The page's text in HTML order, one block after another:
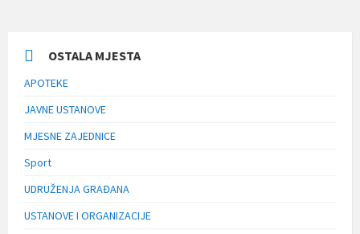
OSTALA MJESTA
APOTEKE
JAVNE USTANOVE
MJESNE ZAJEDNICE
Sport
UDRUŽENJA GRAĐANA
USTANOVE I ORGANIZACIJE